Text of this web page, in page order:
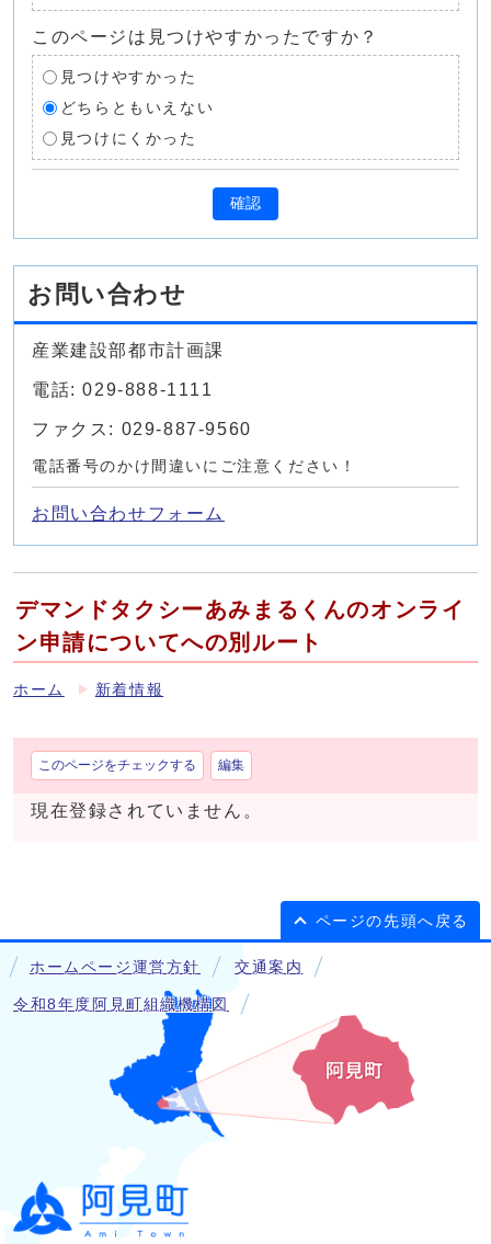
このページは見つけやすかったですか？
見つけやすかった
どちらともいえない
見つけにくかった
確認
お問い合わせ
産業建設部都市計画課
電話: 029-888-1111
ファクス: 029-887-9560
電話番号のかけ間違いにご注意ください！
お問い合わせフォーム
デマンドタクシーあみまるくんのオンライ
ン申請についてへの別ルート
ホーム 新着情報
このページをチェックする 編集
現在登録されていません。
ページの先頭へ戻る
ホームページ運営方針 交通案内
令和8年度阿見町組織機構図